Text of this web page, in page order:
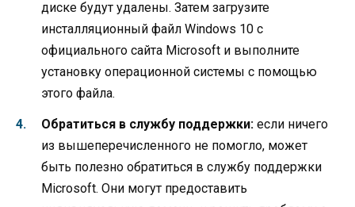
диске будут удалены. Затем загрузите
инсталляционный файл Windows 10 с
официального сайта Microsoft и выполните
установку операционной системы с помощью
этого файла.
Обратиться в службу поддержки: если ничего
из вышеперечисленного не помогло, может
быть полезно обратиться в службу поддержки
Microsoft. Они могут предоставить